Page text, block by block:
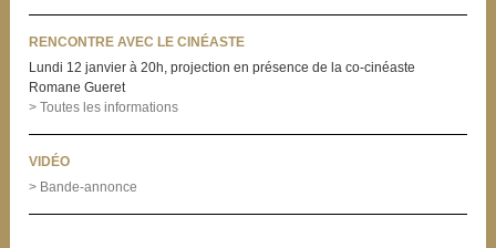
RENCONTRE AVEC LE CINÉASTE
Lundi 12 janvier à 20h, projection en présence de la co-cinéaste
Romane Gueret
> Toutes les informations
VIDÉO
> Bande-annonce